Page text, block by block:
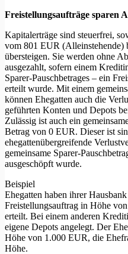
Freistellungsaufträge sparen
Kapitalerträge sind steuerfrei,
vom 801 EUR (Alleinstehende)
übersteigen. Sie werden ohne
ausgezahlt, sofern einem
Sparer-Pauschbetrages – ein
erteilt wurde. Mit einem
können Ehegatten auch die
geführten Konten und Depots
Zulässig ist auch ein
Betrag von 0 EUR. Dieser ist
ehegattenübergreifende
gemeinsame Sparer-
ausgeschöpft wurde.
Beispiel
Ehegatten haben ihrer
Freistellungsauftrag in Höhe
erteilt. Bei einem anderen
eigene Depots angelegt. Der
Höhe von 1.000 EUR, die
Höhe.